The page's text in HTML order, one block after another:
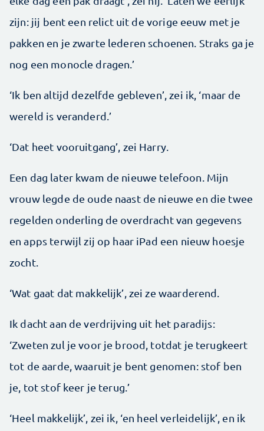
zijn: jij bent een relict uit de vorige eeuw met je
pakken en je zwarte lederen schoenen. Straks ga je
nog een monocle dragen.’
‘Ik ben altijd dezelfde gebleven’, zei ik, ‘maar de
wereld is veranderd.’
‘Dat heet vooruitgang’, zei Harry.
Een dag later kwam de nieuwe telefoon. Mijn
vrouw legde de oude naast de nieuwe en die twee
regelden onderling de overdracht van gegevens
en apps terwijl zij op haar iPad een nieuw hoesje
zocht.
‘Wat gaat dat makkelijk’, zei ze waarderend.
Ik dacht aan de verdrijving uit het paradijs:
‘Zweten zul je voor je brood, totdat je terugkeert
tot de aarde, waaruit je bent genomen: stof ben
je, tot stof keer je terug.’
‘Heel makkelijk’, zei ik, ‘en heel verleidelijk’, en ik